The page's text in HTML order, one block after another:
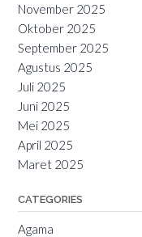
November 2025
Oktober 2025
September 2025
Agustus 2025
Juli 2025
Juni 2025
Mei 2025
April 2025
Maret 2025
CATEGORIES
Agama